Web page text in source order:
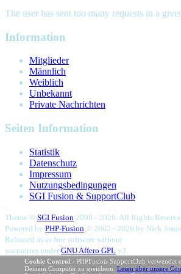
Cookie Control - PHPFusion-SupportClub
Deinem Computer zu speichern. Lesen über unsere
The user has sent too many requests in a
Information
Mitglieder
Männlich
Weiblich
Unbekannt
Private Nachrichten
Seiten Information
Statistik
Datenschutz
Impressum
Nutzungsbedingungen
SGI Fusion & SupportClub
Theme © SGI Fusion 2008 - 2026. All Rights
Powered by PHP-Fusion © 2002 - 2026 by Nick
Released as as free software without
warranties under GNU Affero GPL v3.
131,436,728 eindeutige Besuche
Seitenaufbau in 0.04 Sekunden - 145 DB-